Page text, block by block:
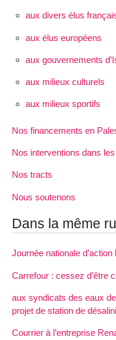
aux divers élus
aux élus européens
aux gouvernements
aux milieux culturels
aux milieux sportifs
Nos financements en
Nos interventions dans
Nos tracts
Nous soutenons
Dans la même
Journée nationale
Carrefour : cessez d’être
aux syndicats des eaux
projet de station de
Courrier à l’entreprise